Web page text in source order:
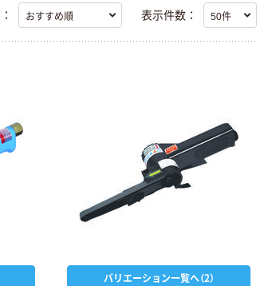
表示件数：
バリエーション一覧へ（2）